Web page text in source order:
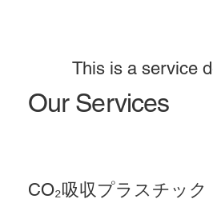
Our Services
This is a service
CO₂吸収プラスチック